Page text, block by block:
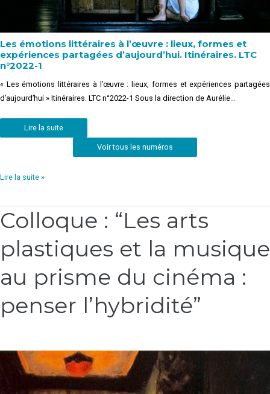
Les émotions littéraires à l’œuvre : lieux, formes et
expériences partagées d’aujourd’hui. Itinéraires. LTC
n°2022-1
« Les émotions littéraires à l’œuvre : lieux, formes et expériences partagées
d’aujourd’hui » Itinéraires. LTC n°2022-1 Sous la direction de Aurélie…
Lire la suite
Voir tous les numéros
Lire la suite »
Colloque : “Les arts
plastiques et la musique
au prisme du cinéma :
penser l’hybridité”
Colloque
arts
et
musique
du
cinéma